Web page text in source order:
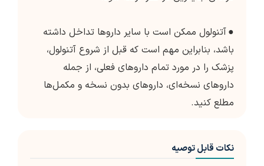
●آتنولول ممکن است با سایر داروها تداخل داشته
باشد، بنابراین مهم است که قبل از شروع آتنولول،
پزشک را در مورد تمام داروهای فعلی، از جمله
داروهای نسخه‌ای، داروهای بدون نسخه و مکمل‌ها
مطلع کنید.
نکات قابل توصیه